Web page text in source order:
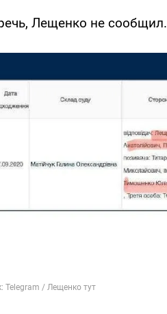
Лещенко не сообщил.